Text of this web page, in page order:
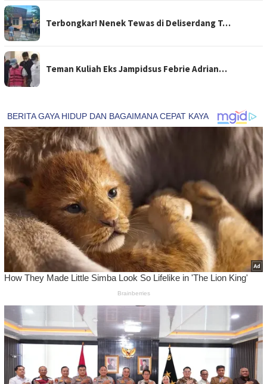
Terbongkar! Nenek Tewas di Deliserdang T…
Teman Kuliah Eks Jampidsus Febrie Adrian…